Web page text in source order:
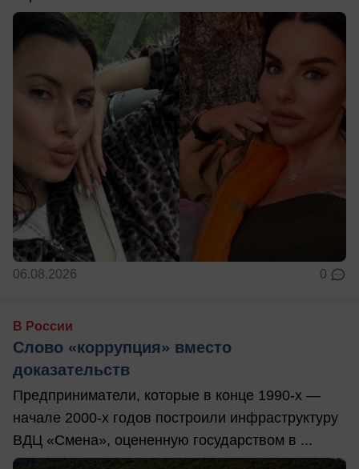
06.08.2026 0
В России
Слово «коррупция» вместо
доказательств
Предприниматели, которые в конце 1990-х —
начале 2000-х годов построили инфраструктуру
ВДЦ «Смена», оцененную государством в ...